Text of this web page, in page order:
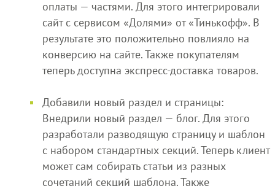
оплаты — частями. Для этого интегрировали
сайт с сервисом «Долями» от «Тинькофф». В
результате это положительно повлияло на
конверсию на сайте. Также покупателям
теперь доступна экспресс-доставка товаров.
Добавили новый раздел и страницы:
Внедрили новый раздел — блог. Для этого
разработали разводящую страницу и шаблон
с набором стандартных секций. Теперь клиент
может сам собирать статьи из разных
сочетаний секций шаблона. Также